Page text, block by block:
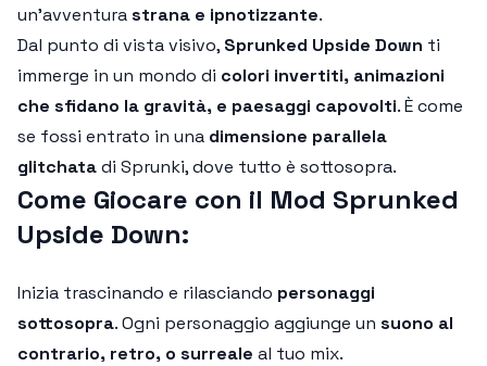
un'avventurastrana e ipnotizzante.
Dal punto di vista visivo, Sprunked Upside Down ti
immerge in un mondo di colori invertiti, animazioni
che sfidano la gravità, e paesaggi capovolti. È come
se fossi entrato in una dimensione parallela
glitchatadi Sprunki, dove tutto è sottosopra.
Come Giocare con il Mod Sprunked
Upside Down:
Inizia trascinando e rilasciando personaggi
sottosopra. Ogni personaggio aggiunge un suono al
contrario, retro, o surreale al tuo mix.